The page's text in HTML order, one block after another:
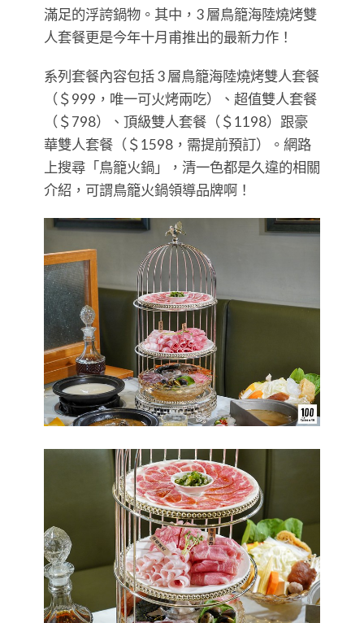
滿足的浮誇鍋物。其中，3 層鳥籠海陸燒烤雙
人套餐更是今年十月甫推出的最新力作！
系列套餐內容包括 3 層鳥籠海陸燒烤雙人套餐
（＄999，唯一可火烤兩吃）、超值雙人套餐
（＄798）、頂級雙人套餐（＄1198）跟豪
華雙人套餐（＄1598，需提前預訂）。網路
上搜尋「鳥籠火鍋」，清一色都是久違的相關
介紹，可謂鳥籠火鍋領導品牌啊！